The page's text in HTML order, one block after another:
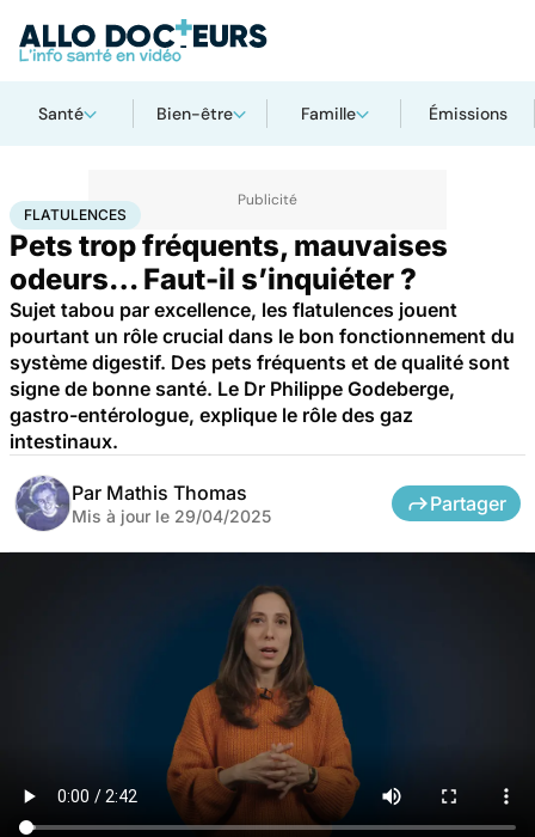
Santé Bien-être Famille Émissions
AccueilSantéFlatulences
FLATULENCES
Pets trop fréquents, mauvaises
odeurs… Faut-il s’inquiéter ?
Sujet tabou par excellence, les flatulences jouent
pourtant un rôle crucial dans le bon fonctionnement du
système digestif. Des pets fréquents et de qualité sont
signe de bonne santé. Le Dr Philippe Godeberge,
gastro-entérologue, explique le rôle des gaz
intestinaux.
Par Mathis Thomas
Mis à jour le 29/04/2025
Partager